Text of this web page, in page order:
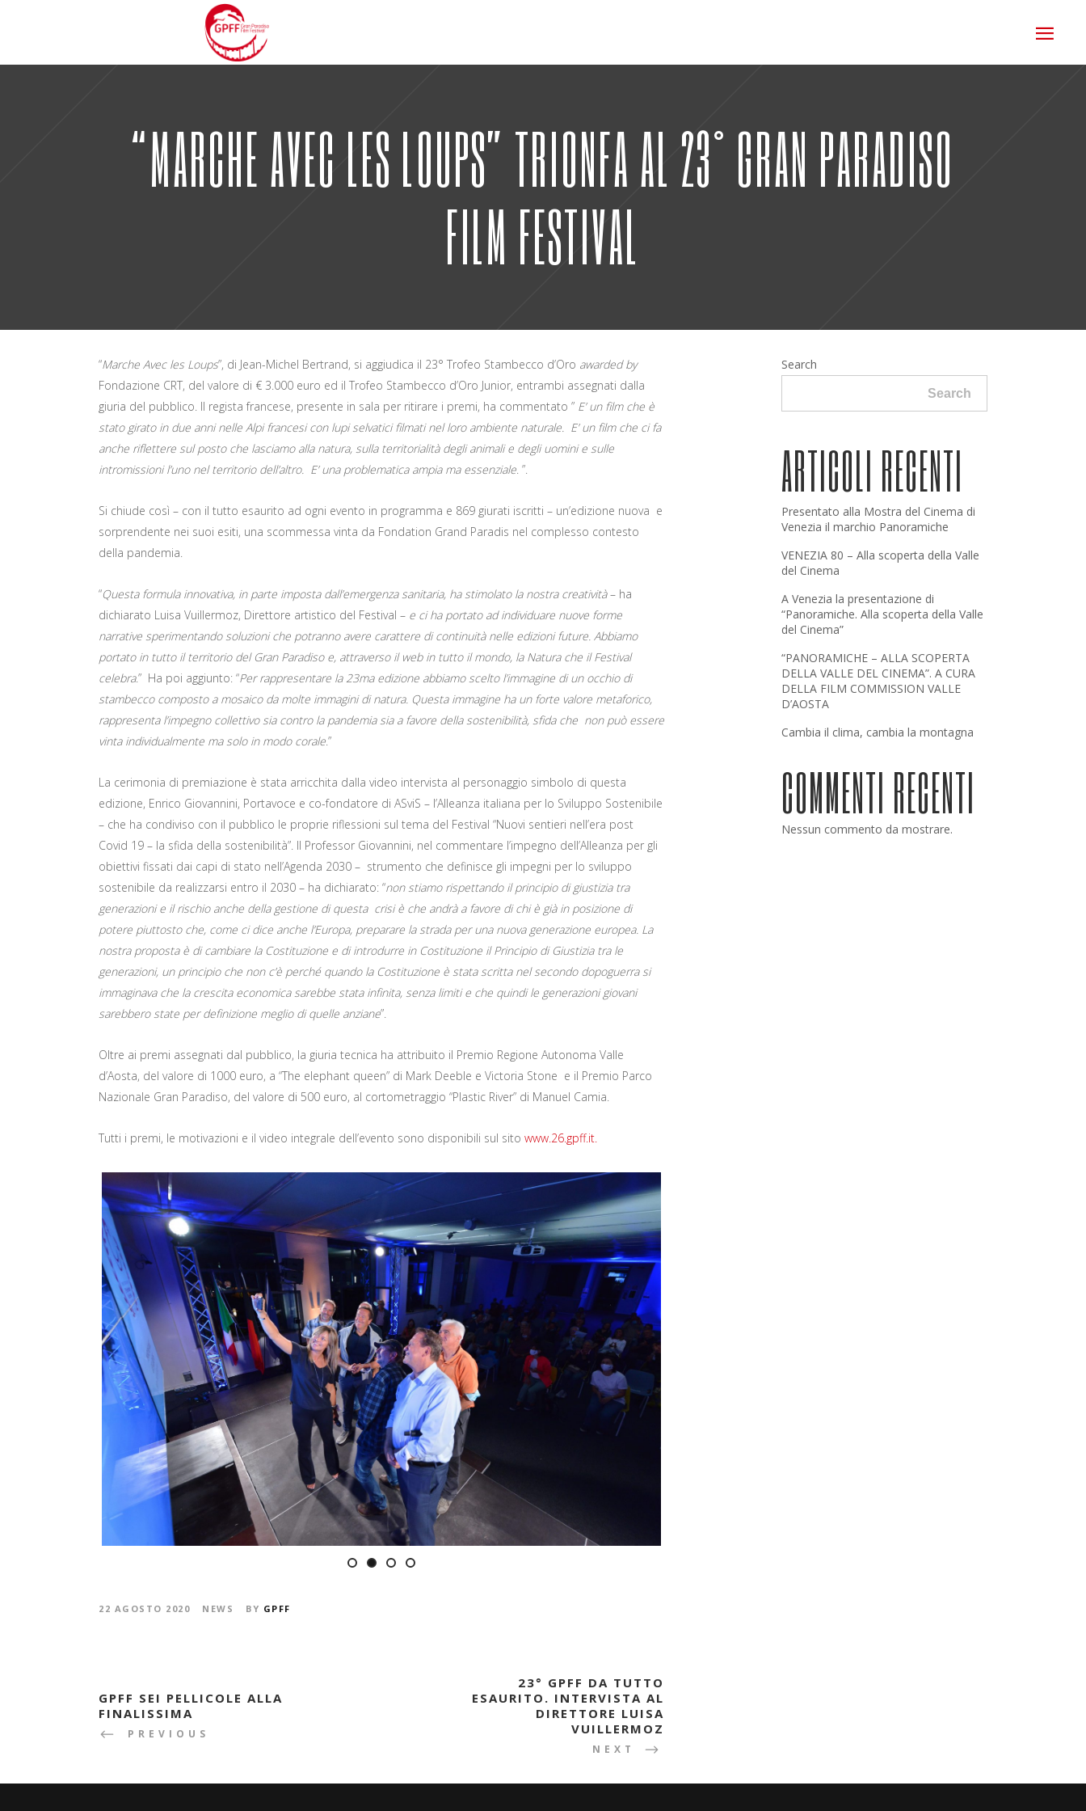
“MARCHE AVEC LES LOUPS” TRIONFA AL 23° GRAN PARADISO
FILM FESTIVAL
“Marche Avec les Loups”, di Jean-Michel Bertrand, si aggiudica il 23° Trofeo Stambecco d’Oro awarded by
Fondazione CRT, del valore di € 3.000 euro ed il Trofeo Stambecco d’Oro Junior, entrambi assegnati dalla
giuria del pubblico. Il regista francese, presente in sala per ritirare i premi, ha commentato ” E’ un film che è
stato girato in due anni nelle Alpi francesi con lupi selvatici filmati nel loro ambiente naturale. E’ un film che ci fa
anche riflettere sul posto che lasciamo alla natura, sulla territorialità degli animali e degli uomini e sulle
intromissioni l’uno nel territorio dell’altro. E’ una problematica ampia ma essenziale. ”.
Si chiude così – con il tutto esaurito ad ogni evento in programma e 869 giurati iscritti – un’edizione nuova e
sorprendente nei suoi esiti, una scommessa vinta da Fondation Grand Paradis nel complesso contesto
della pandemia.
“Questa formula innovativa, in parte imposta dall’emergenza sanitaria, ha stimolato la nostra creatività– ha
dichiarato Luisa Vuillermoz, Direttore artistico del Festival – e ci ha portato ad individuare nuove forme
narrative sperimentando soluzioni che potranno avere carattere di continuità nelle edizioni future. Abbiamo
portato in tutto il territorio del Gran Paradiso e, attraverso il web in tutto il mondo, la Natura che il Festival
celebra.” Ha poi aggiunto: “Per rappresentare la 23ma edizione abbiamo scelto l’immagine di un occhio di
stambecco composto a mosaico da molte immagini di natura. Questa immagine ha un forte valore metaforico,
rappresenta l’impegno collettivo sia contro la pandemia sia a favore della sostenibilità, sfida che non può essere
vinta individualmente ma solo in modo corale.”
La cerimonia di premiazione è stata arricchita dalla video intervista al personaggio simbolo di questa
edizione, Enrico Giovannini, Portavoce e co-fondatore di ASviS – l’Alleanza italiana per lo Sviluppo Sostenibile
– che ha condiviso con il pubblico le proprie riflessioni sul tema del Festival “Nuovi sentieri nell’era post
Covid 19 – la sfida della sostenibilità”. Il Professor Giovannini, nel commentare l’impegno dell’Alleanza per gli
obiettivi fissati dai capi di stato nell’Agenda 2030 – strumento che definisce gli impegni per lo sviluppo
sostenibile da realizzarsi entro il 2030 – ha dichiarato: “non stiamo rispettando il principio di giustizia tra
generazioni e il rischio anche della gestione di questa crisi è che andrà a favore di chi è già in posizione di
potere piuttosto che, come ci dice anche l’Europa, preparare la strada per una nuova generazione europea. La
nostra proposta è di cambiare la Costituzione e di introdurre in Costituzione il Principio di Giustizia tra le
generazioni, un principio che non c’è perché quando la Costituzione è stata scritta nel secondo dopoguerra si
immaginava che la crescita economica sarebbe stata infinita, senza limiti e che quindi le generazioni giovani
sarebbero state per definizione meglio di quelle anziane”.
Oltre ai premi assegnati dal pubblico, la giuria tecnica ha attribuito il Premio Regione Autonoma Valle
d’Aosta, del valore di 1000 euro, a “The elephant queen” di Mark Deeble e Victoria Stone e il Premio Parco
Nazionale Gran Paradiso, del valore di 500 euro, al cortometraggio “Plastic River” di Manuel Camia.
Tutti i premi, le motivazioni e il video integrale dell’evento sono disponibili sul sito www.26.gpff.it.
22 AGOSTO 2020 NEWS BY GPFF
GPFF SEI PELLICOLE ALLA
FINALISSIMA
PREVIOUS
23° GPFF DA TUTTO
ESAURITO. INTERVISTA AL
DIRETTORE LUISA
VUILLERMOZ
NEXT
Search
Search
ARTICOLI RECENTI
Presentato alla Mostra del Cinema di
Venezia il marchio Panoramiche
VENEZIA 80 – Alla scoperta della Valle
del Cinema
A Venezia la presentazione di
“Panoramiche. Alla scoperta della Valle
del Cinema”
“PANORAMICHE – ALLA SCOPERTA
DELLA VALLE DEL CINEMA”. A CURA
DELLA FILM COMMISSION VALLE
D’AOSTA
Cambia il clima, cambia la montagna
COMMENTI RECENTI
Nessun commento da mostrare.